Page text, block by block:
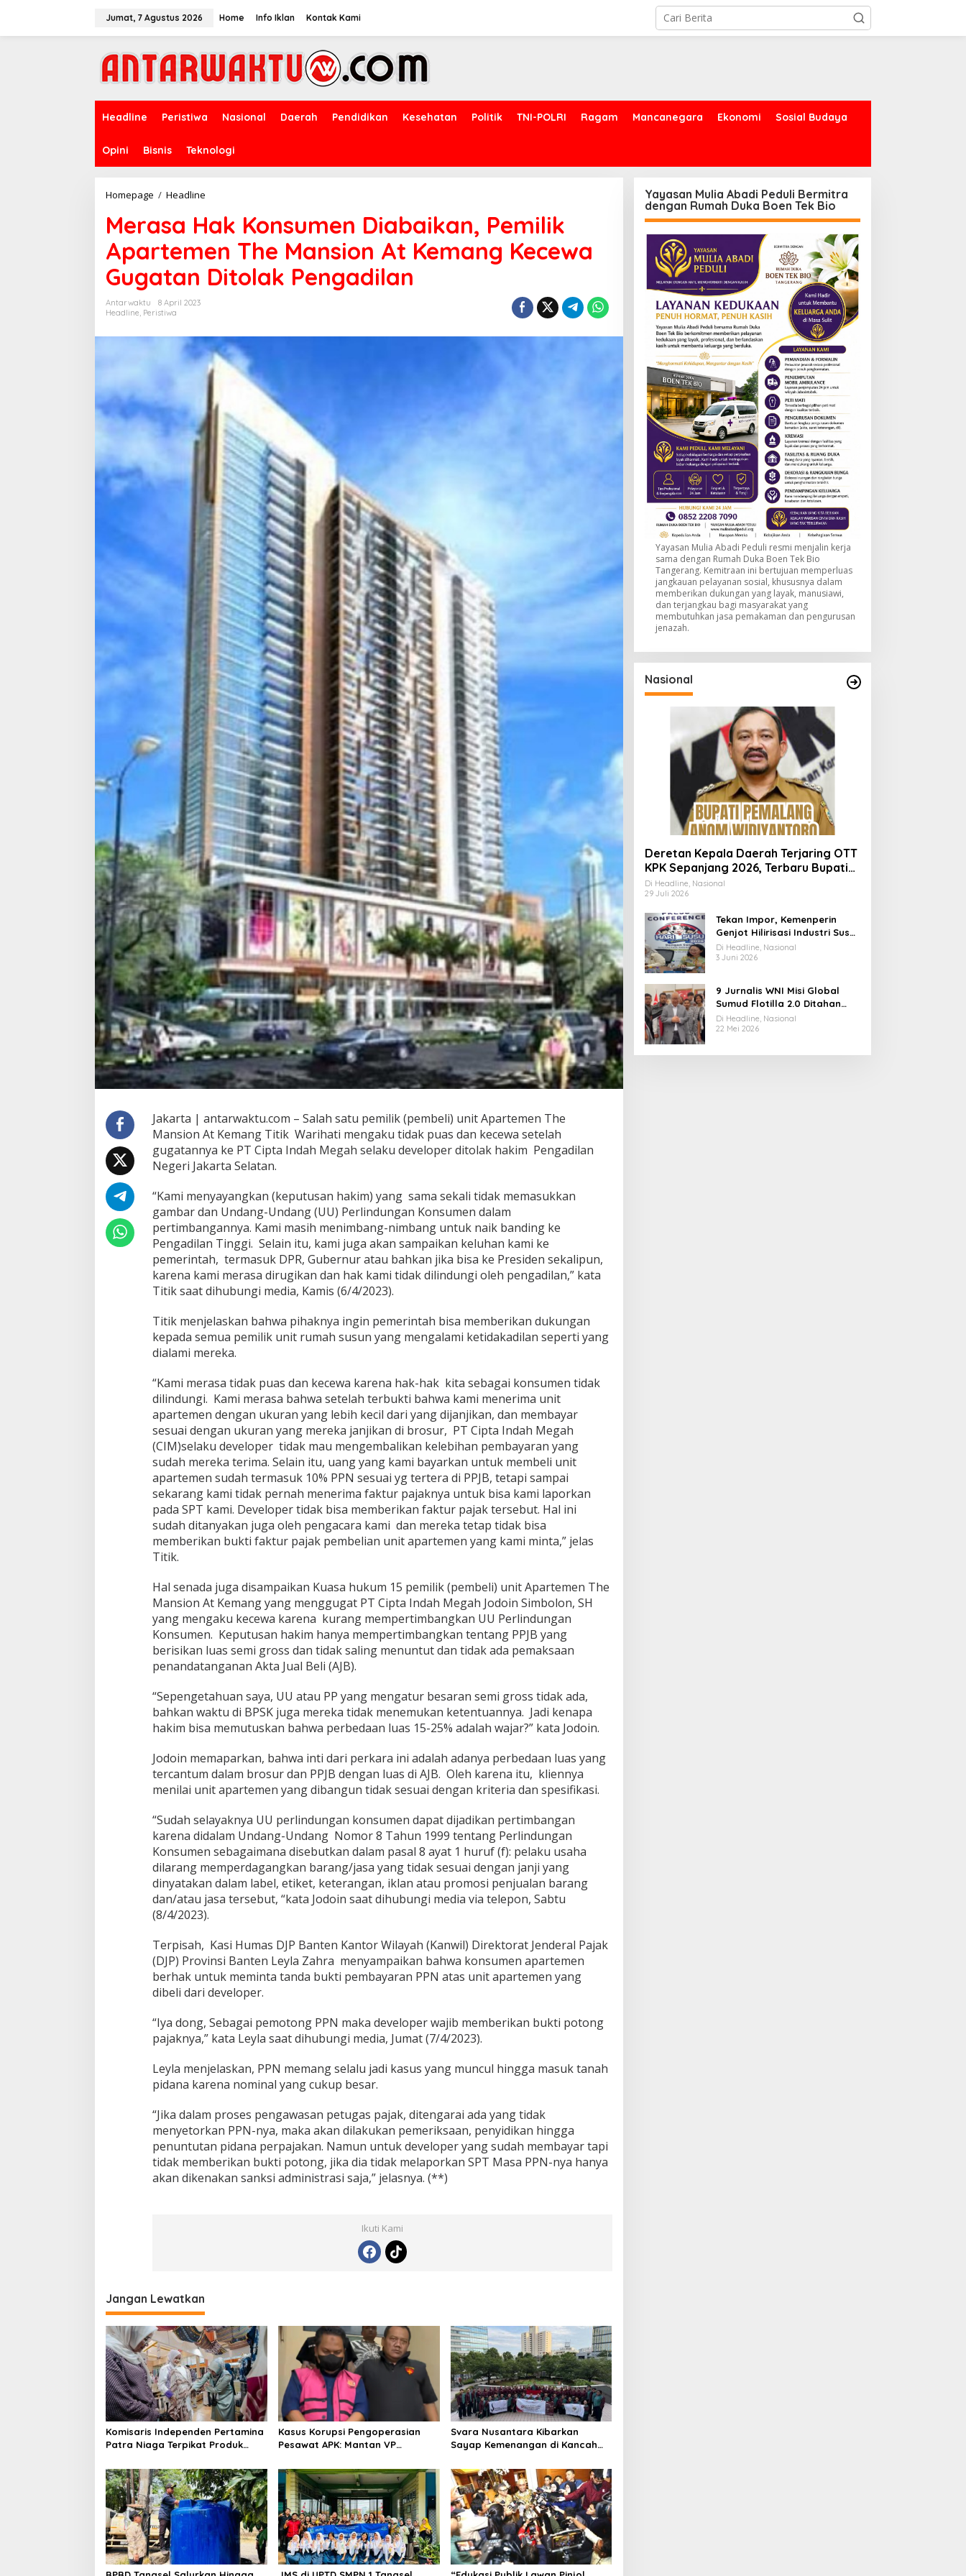
Jumat, 7 Agustus 2026 Home Info Iklan Kontak Kami
Headline Peristiwa Nasional Daerah Pendidikan Kesehatan Politik TNI-POLRI Ragam Mancanegara Ekonomi Sosial Budaya
Opini Bisnis Teknologi
Homepage / Headline
Konsumen
Diabaikan,
Pemilik
Apartemen
The
Mansion
Gugatan
Ditolak
Pengadilan
Merasa Hak Konsumen Diabaikan, Pemilik
Apartemen The Mansion At Kemang Kecewa
Gugatan Ditolak Pengadilan
Antarwaktu
8 April 2023
Headline, Peristiwa
Jakarta | antarwaktu.com – Salah satu pemilik (pembeli) unit Apartemen The
Mansion At Kemang Titik Warihati mengaku tidak puas dan kecewa setelah
gugatannya ke PT Cipta Indah Megah selaku developer ditolak hakim Pengadilan
Negeri Jakarta Selatan.
“Kami menyayangkan (keputusan hakim) yang sama sekali tidak memasukkan
gambar dan Undang-Undang (UU) Perlindungan Konsumen dalam
pertimbangannya. Kami masih menimbang-nimbang untuk naik banding ke
Pengadilan Tinggi. Selain itu, kami juga akan sampaikan keluhan kami ke
pemerintah, termasuk DPR, Gubernur atau bahkan jika bisa ke Presiden sekalipun,
karena kami merasa dirugikan dan hak kami tidak dilindungi oleh pengadilan,” kata
Titik saat dihubungi media, Kamis (6/4/2023).
Titik menjelaskan bahwa pihaknya ingin pemerintah bisa memberikan dukungan
kepada semua pemilik unit rumah susun yang mengalami ketidakadilan seperti yang
dialami mereka.
“Kami merasa tidak puas dan kecewa karena hak-hak kita sebagai konsumen tidak
dilindungi. Kami merasa bahwa setelah terbukti bahwa kami menerima unit
apartemen dengan ukuran yang lebih kecil dari yang dijanjikan, dan membayar
sesuai dengan ukuran yang mereka janjikan di brosur, PT Cipta Indah Megah
(CIM)selaku developer tidak mau mengembalikan kelebihan pembayaran yang
sudah mereka terima. Selain itu, uang yang kami bayarkan untuk membeli unit
apartemen sudah termasuk 10% PPN sesuai yg tertera di PPJB, tetapi sampai
sekarang kami tidak pernah menerima faktur pajaknya untuk bisa kami laporkan
pada SPT kami. Developer tidak bisa memberikan faktur pajak tersebut. Hal ini
sudah ditanyakan juga oleh pengacara kami dan mereka tetap tidak bisa
memberikan bukti faktur pajak pembelian unit apartemen yang kami minta,” jelas
Titik.
Hal senada juga disampaikan Kuasa hukum 15 pemilik (pembeli) unit Apartemen The
Mansion At Kemang yang menggugat PT Cipta Indah Megah Jodoin Simbolon, SH
yang mengaku kecewa karena kurang mempertimbangkan UU Perlindungan
Konsumen. Keputusan hakim hanya mempertimbangkan tentang PPJB yang
berisikan luas semi gross dan tidak saling menuntut dan tidak ada pemaksaan
penandatanganan Akta Jual Beli (AJB).
“Sepengetahuan saya, UU atau PP yang mengatur besaran semi gross tidak ada,
bahkan waktu di BPSK juga mereka tidak menemukan ketentuannya. Jadi kenapa
hakim bisa memutuskan bahwa perbedaan luas 15-25% adalah wajar?” kata Jodoin.
Jodoin memaparkan, bahwa inti dari perkara ini adalah adanya perbedaan luas yang
tercantum dalam brosur dan PPJB dengan luas di AJB. Oleh karena itu, kliennya
menilai unit apartemen yang dibangun tidak sesuai dengan kriteria dan spesifikasi.
“Sudah selayaknya UU perlindungan konsumen dapat dijadikan pertimbangan
karena didalam Undang-Undang Nomor 8 Tahun 1999 tentang Perlindungan
Konsumen sebagaimana disebutkan dalam pasal 8 ayat 1 huruf (f): pelaku usaha
dilarang memperdagangkan barang/jasa yang tidak sesuai dengan janji yang
dinyatakan dalam label, etiket, keterangan, iklan atau promosi penjualan barang
dan/atau jasa tersebut, “kata Jodoin saat dihubungi media via telepon, Sabtu
(8/4/2023).
Terpisah, Kasi Humas DJP Banten Kantor Wilayah (Kanwil) Direktorat Jenderal Pajak
(DJP) Provinsi Banten Leyla Zahra menyampaikan bahwa konsumen apartemen
berhak untuk meminta tanda bukti pembayaran PPN atas unit apartemen yang
dibeli dari developer.
“Iya dong, Sebagai pemotong PPN maka developer wajib memberikan bukti potong
pajaknya,” kata Leyla saat dihubungi media, Jumat (7/4/2023).
Leyla menjelaskan, PPN memang selalu jadi kasus yang muncul hingga masuk tanah
pidana karena nominal yang cukup besar.
“Jika dalam proses pengawasan petugas pajak, ditengarai ada yang tidak
menyetorkan PPN-nya, maka akan dilakukan pemeriksaan, penyidikan hingga
penuntutan pidana perpajakan. Namun untuk developer yang sudah membayar tapi
tidak memberikan bukti potong, jika dia tidak melaporkan SPT Masa PPN-nya hanya
akan dikenakan sanksi administrasi saja,” jelasnya. (**)
Ikuti Kami
Jangan Lewatkan
Komisaris Independen Pertamina
Patra Niaga Terpikat Produk
Sentuhan Kemanusiaan dan
Keberlanjutan
Kasus Korupsi Pengoperasian
Pesawat APK: Mantan VP
Ditetapkan Tersangka
Svara Nusantara Kibarkan
Sayap Kemenangan di Kancah
Yayasan Mulia Abadi Peduli Bermitra
dengan Rumah Duka Boen Tek Bio
Yayasan Mulia Abadi Peduli resmi menjalin kerja
sama dengan Rumah Duka Boen Tek Bio
Tangerang. Kemitraan ini bertujuan memperluas
jangkauan pelayanan sosial, khususnya dalam
memberikan dukungan yang layak, manusiawi,
dan terjangkau bagi masyarakat yang
membutuhkan jasa pemakaman dan pengurusan
jenazah.
Nasional
Deretan Kepala Daerah Terjaring OTT
KPK Sepanjang 2026, Terbaru Bupati
Pemalang Anom Widiyantoro
Di Headline, Nasional
29 Juli 2026
Tekan Impor, Kemenperin
Genjot Hilirisasi Industri Susu
Lewat Momen Hari Susu
Nusantara 2026
Di Headline, Nasional
3 Juni 2026
9 Jurnalis WNI Misi Global
Sumud Flotilla 2.0 Ditahan
Militer Israel, Kini Dibebaskan
dan Dievakuasi ke Istanbul
Di Headline, Nasional
22 Mei 2026